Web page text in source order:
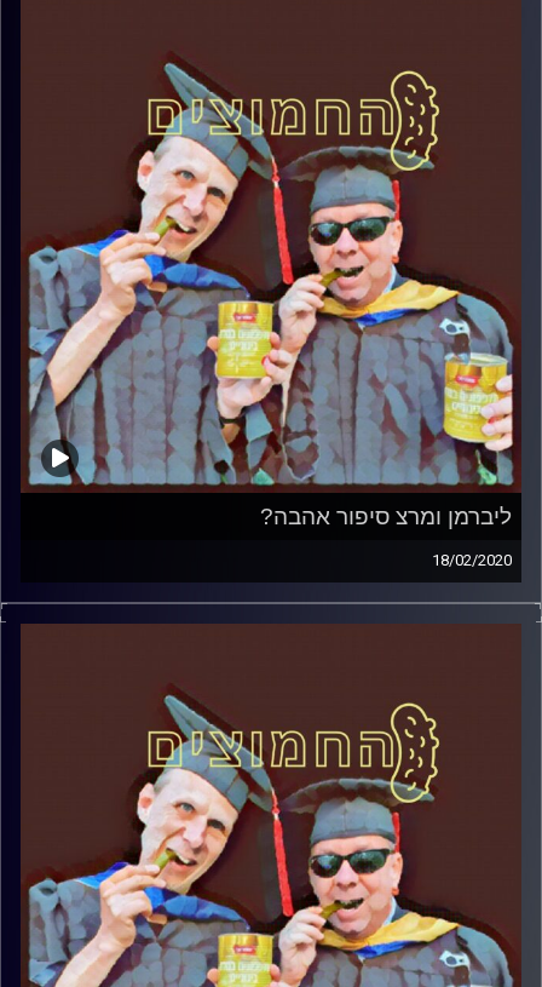
ליברמן ומרצ סיפור אהבה?
18/02/2020
החמוצים – בפעם השלישית.
עם פרופסור בועז בן-דוד ופרופסור גלעד
הירשברגר
והפעם: ליברמן ומרצ סיפור אהבה?
קרדיט תמונות:AudioVersity